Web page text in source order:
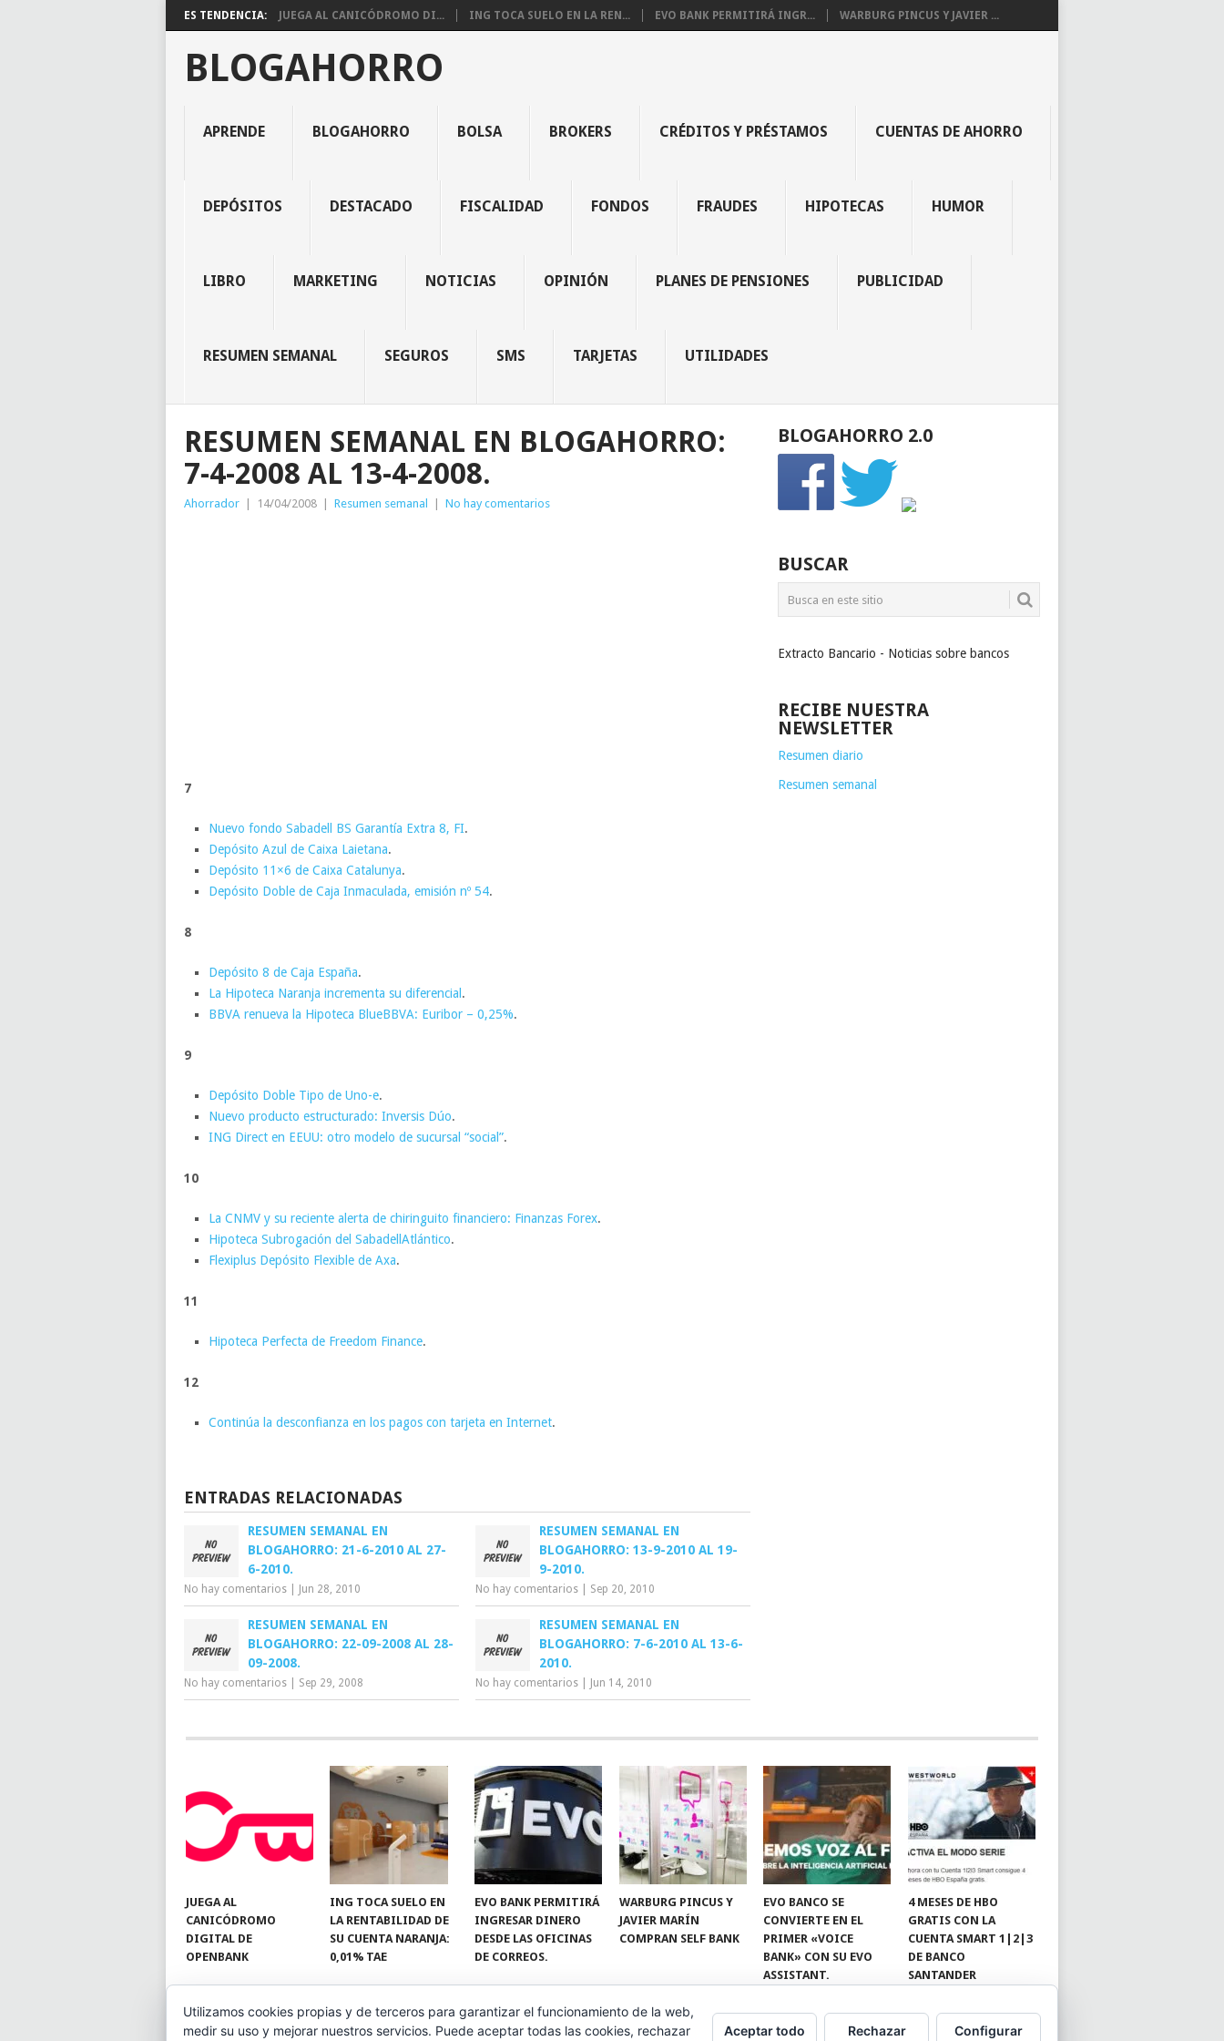
ES TENDENCIA: JUEGA AL CANICÓDROMO DI... ING TOCA SUELO EN LA REN... EVO BANK PERMITIRÁ INGR... WARBURG PINCUS Y JAVIER ...
BLOGAHORRO
APRENDE BLOGAHORRO BOLSA BROKERS CRÉDITOS Y PRÉSTAMOS CUENTAS DE AHORRO
DEPÓSITOS DESTACADO FISCALIDAD FONDOS FRAUDES HIPOTECAS HUMOR
LIBRO MARKETING NOTICIAS OPINIÓN PLANES DE PENSIONES PUBLICIDAD
RESUMEN SEMANAL SEGUROS SMS TARJETAS UTILIDADES
RESUMEN SEMANAL EN BLOGAHORRO:
7-4-2008 AL 13-4-2008.
Ahorrador 14/04/2008 Resumen semanal No hay comentarios
7
Nuevo fondo Sabadell BS Garantía Extra 8, FI.
Depósito Azul de Caixa Laietana.
Depósito 11×6 de Caixa Catalunya.
Depósito Doble de Caja Inmaculada, emisión nº 54.
8
Depósito 8 de Caja España.
La Hipoteca Naranja incrementa su diferencial .
BBVA renueva la Hipoteca BlueBBVA: Euribor – 0,25%.
9
Depósito Doble Tipo de Uno-e.
Nuevo producto estructurado: Inversis Dúo.
ING Direct en EEUU: otro modelo de sucursal “social”.
10
La CNMV y su reciente alerta de chiringuito financiero: Finanzas Forex.
Hipoteca Subrogación del SabadellAtlántico.
Flexiplus Depósito Flexible de Axa.
11
Hipoteca Perfecta de Freedom Finance.
12
Continúa la desconfianza en los pagos con tarjeta en Internet.
ENTRADAS RELACIONADAS
RESUMEN SEMANAL EN
BLOGAHORRO: 21-6-2010 AL 27-
6-2010.
No hay comentarios Jun 28, 2010
RESUMEN SEMANAL EN
BLOGAHORRO: 13-9-2010 AL 19-
9-2010.
No hay comentarios Sep 20, 2010
RESUMEN SEMANAL EN
BLOGAHORRO: 22-09-2008 AL 28-
09-2008.
No hay comentarios Sep 29, 2008
RESUMEN SEMANAL EN
BLOGAHORRO: 7-6-2010 AL 13-6-
2010.
No hay comentarios Jun 14, 2010
BLOGAHORRO 2.0
BUSCAR
Extracto Bancario - Noticias sobre bancos
RECIBE NUESTRA
NEWSLETTER
Resumen diario
Resumen semanal
JUEGA AL
CANICÓDROMO
DIGITAL DE
OPENBANK
ING TOCA SUELO EN
LA RENTABILIDAD DE
SU CUENTA NARANJA:
0,01% TAE
EVO BANK PERMITIRÁ
INGRESAR DINERO
DESDE LAS OFICINAS
DE CORREOS.
WARBURG PINCUS Y
JAVIER MARÍN
COMPRAN SELF BANK
EVO BANCO SE
CONVIERTE EN EL
PRIMER «VOICE
BANK» CON SU EVO
ASSISTANT.
4 MESES DE HBO
GRATIS CON LA
CUENTA SMART 1|2|3
DE BANCO
SANTANDER
Utilizamos cookies propias y de terceros para garantizar el funcionamiento de la web,
medir su uso y mejorar nuestros servicios. Puede aceptar todas las cookies, rechazar
Aceptar todo Rechazar Configurar